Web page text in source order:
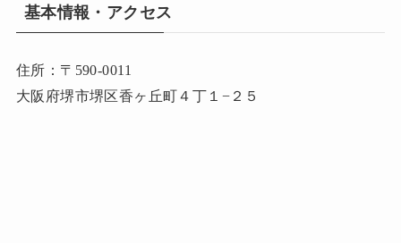
基本情報・アクセス
住所：〒590-0011
大阪府堺市堺区香ヶ丘町４丁１−２５